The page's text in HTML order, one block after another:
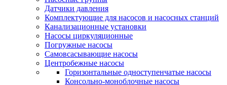
Датчики давления
Комплектующие для насосов и насосных станций
Канализационные установки
Насосы циркуляционные
Погружные насосы
Самовсасывающие насосы
Центробежные насосы
Горизонтальные одноступенчатые насосы
Консольно-моноблочные насосы